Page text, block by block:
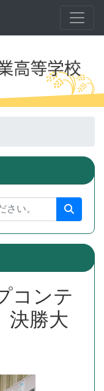
コンテ
勝大